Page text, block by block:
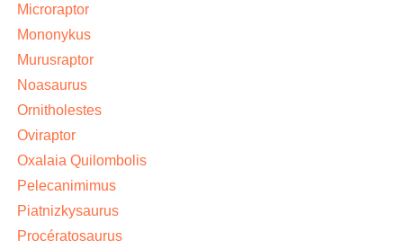
Microraptor
Mononykus
Murusraptor
Noasaurus
Ornitholestes
Oviraptor
Oxalaia Quilombolis
Pelecanimimus
Piatnizkysaurus
Procératosaurus